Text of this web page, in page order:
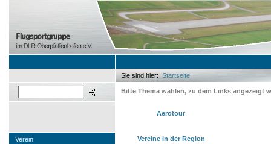
Verein
Sie sind hier:
Sie sind hier
Startseite
Bitte Thema wählen, zu dem Links angezeigt
Aerotour
Vereine in der Region